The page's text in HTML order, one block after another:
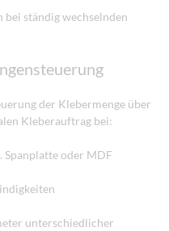
bei ständig wechselnden
der Klebermenge über
Kleberauftrag bei:
Spanplatte oder MDF
unterschiedlicher